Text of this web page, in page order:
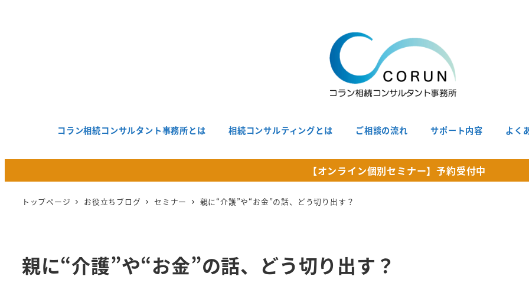
移
コラン相続コンサルタント事務所とは 相続コンサルティングとは ご相談の流れ サポート内容 よく
【オンライン個別セミナー】予約受付中
トップページ お役立ちブログ セミナー 親に“介護”や“お金”の話、どう切り出す？
親に“介護”や“お金”の話、どう切り出す？